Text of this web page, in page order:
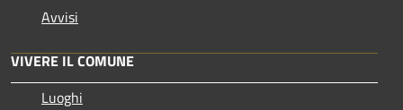
Avvisi
VIVERE IL COMUNE
Luoghi